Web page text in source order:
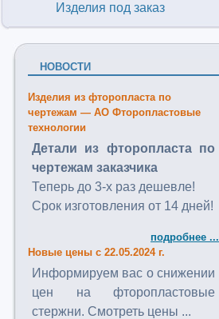
Изделия под заказ
НОВОСТИ
Изделия из фторопласта по
чертежам — АО Фторопластовые
технологии
Детали из фторопласта по
чертежам заказчика
Теперь до 3-х раз дешевле!
Срок изготовления от 14 дней!
подробнее ...
Новые цены с 22.05.2024 г.
Информируем вас о снижении
цен на фторопластовые
стержни. Смотреть цены ...